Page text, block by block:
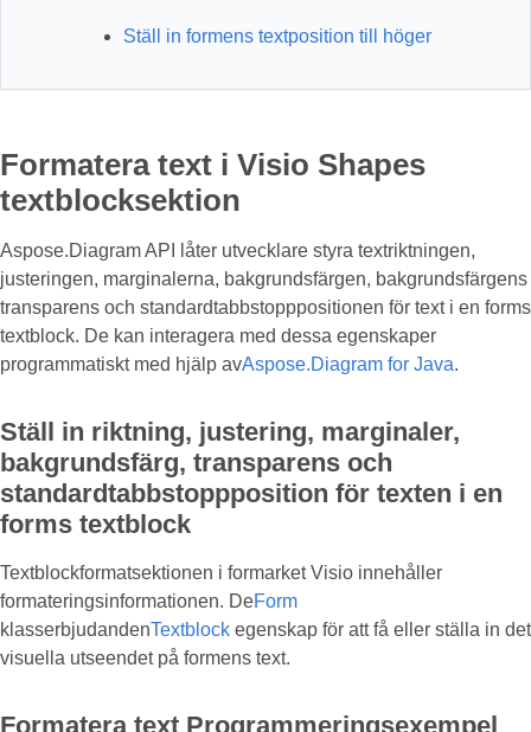
Ställ in formens textposition till höger
Formatera text i Visio Shapes
textblocksektion
Aspose.Diagram API låter utvecklare styra textriktningen,
justeringen, marginalerna, bakgrundsfärgen, bakgrundsfärgens
transparens och standardtabbstopppositionen för text i en forms
textblock. De kan interagera med dessa egenskaper
programmatiskt med hjälp avAspose.Diagram for Java.
Ställ in riktning, justering, marginaler,
bakgrundsfärg, transparens och
standardtabbstoppposition för texten i en
forms textblock
Textblockformatsektionen i formarket Visio innehåller
formateringsinformationen. DeForm
klasserbjudandenTextblock egenskap för att få eller ställa in det
visuella utseendet på formens text.
Formatera text Programmeringsexempel